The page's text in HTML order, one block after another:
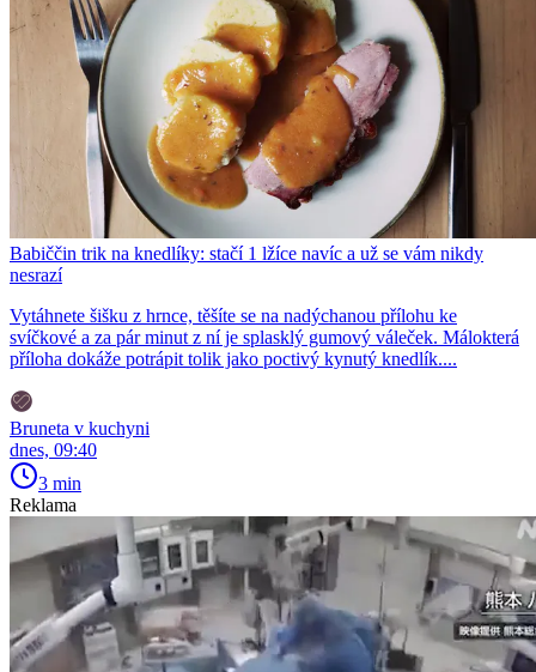
Babiččin trik na knedlíky: stačí 1 lžíce navíc a už se vám nikdy
nesrazí
Vytáhnete šišku z hrnce, těšíte se na nadýchanou přílohu ke
svíčkové a za pár minut z ní je splasklý gumový váleček. Málokterá
příloha dokáže potrápit tolik jako poctivý kynutý knedlík....
Bruneta v kuchyni
dnes, 09:40
3 min
Reklama